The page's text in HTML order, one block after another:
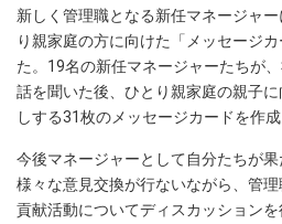
新しく管理職となる新任マネージャ
り親家庭の方に向けた「メッセージ
た。19名の新任マネージャーたちが
話を聞いた後、ひとり親家庭の親子
しする31枚のメッセージカードを作成
今後マネージャーとして自分たちが
様々な意見交換が行ないながら、管
貢献活動についてディスカッションを